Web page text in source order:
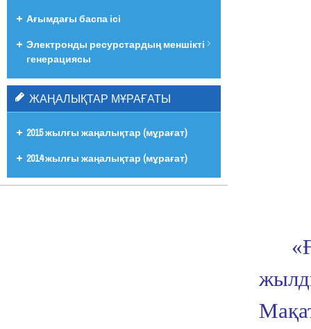
Ағымдағы баспа ісі
Электронды ресурстардың меншікті
генерациясы
ЖАҢАЛЫҚТАР МҰРАҒАТЫ
2015 жылғы жаңалықтар (мұрағат)
2014 жылғы жаңалықтар (мұрағат)